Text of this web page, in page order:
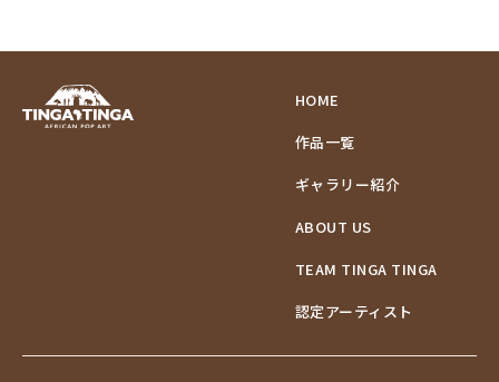
HOME
作品一覧
ギャラリー紹介
ABOUT US
TEAM TINGA TINGA
認定アーティスト